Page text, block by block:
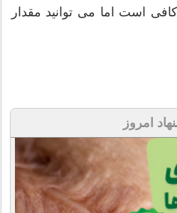
است اما می توانید مقدار
امروز